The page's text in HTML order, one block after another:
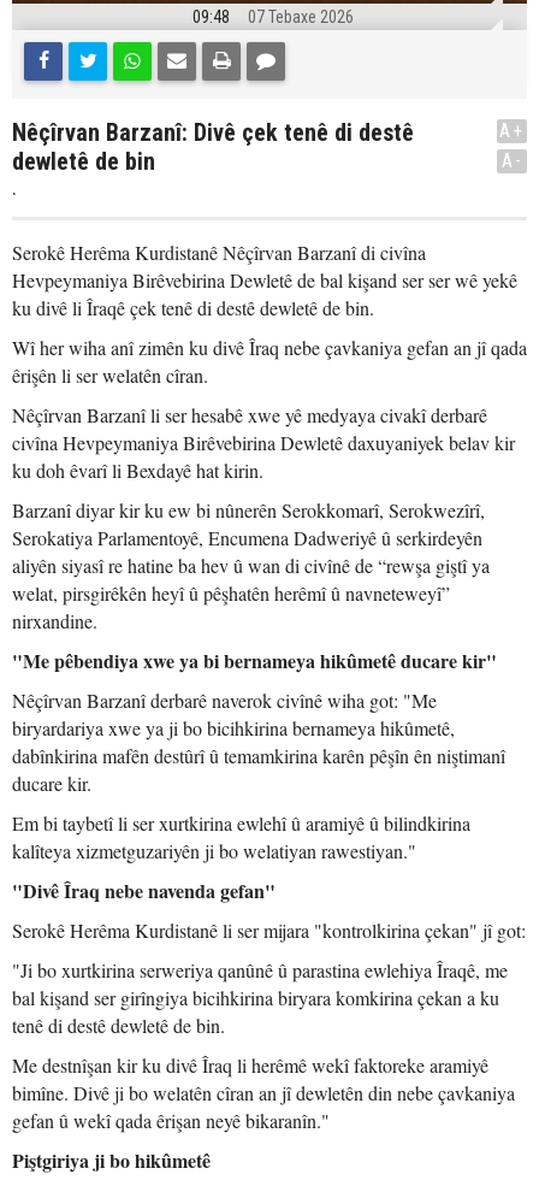
09:48 07 Tebaxe 2026
Nêçîrvan Barzanî: Divê çek tenê di destê
dewletê de bin
.
A+
A-
Serokê Herêma Kurdistanê Nêçîrvan Barzanî di civîna
Hevpeymaniya Birêvebirina Dewletê de bal kişand ser ser wê yekê
ku divê li Îraqê çek tenê di destê dewletê de bin.
Wî her wiha anî zimên ku divê Îraq nebe çavkaniya gefan an jî qada
êrişên li ser welatên cîran.
Nêçîrvan Barzanî li ser hesabê xwe yê medyaya civakî derbarê
civîna Hevpeymaniya Birêvebirina Dewletê daxuyaniyek belav kir
ku doh êvarî li Bexdayê hat kirin.
Barzanî diyar kir ku ew bi nûnerên Serokkomarî, Serokwezîrî,
Serokatiya Parlamentoyê, Encumena Dadweriyê û serkirdeyên
aliyên siyasî re hatine ba hev û wan di civînê de “rewşa giştî ya
welat, pirsgirêkên heyî û pêşhatên herêmî û navneteweyî”
nirxandine.
"Me pêbendiya xwe ya bi bernameya hikûmetê ducare kir"
Nêçîrvan Barzanî derbarê naverok civînê wiha got: "Me
biryardariya xwe ya ji bo bicihkirina bernameya hikûmetê,
dabînkirina mafên destûrî û temamkirina karên pêşîn ên niştimanî
ducare kir.
Em bi taybetî li ser xurtkirina ewlehî û aramiyê û bilindkirina
kalîteya xizmetguzariyên ji bo welatiyan rawestiyan."
"Divê Îraq nebe navenda gefan"
Serokê Herêma Kurdistanê li ser mijara "kontrolkirina çekan" jî got:
"Ji bo xurtkirina serweriya qanûnê û parastina ewlehiya Îraqê, me
bal kişand ser girîngiya bicihkirina biryara komkirina çekan a ku
tenê di destê dewletê de bin.
Me destnîşan kir ku divê Îraq li herêmê wekî faktoreke aramiyê
bimîne. Divê ji bo welatên cîran an jî dewletên din nebe çavkaniya
gefan û wekî qada êrişan neyê bikaranîn."
Piştgiriya ji bo hikûmetê